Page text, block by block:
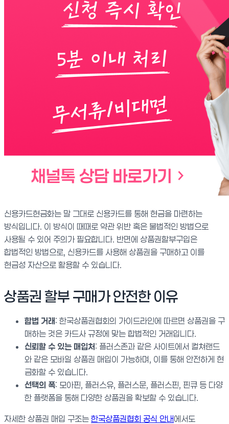
신용카드현금화는 말 그대로 신용카드를 통해 현금을 마련하는
방식입니다. 이 방식이 때때로 약관 위반 혹은 불법적인 방법으로
사용될 수 있어 주의가 필요합니다. 반면에 상품권할부구입은
합법적인 방법으로, 신용카드를 사용해 상품권을 구매하고 이를
현금성 자산으로 활용할 수 있습니다.
상품권 할부 구매가 안전한 이유
합법 거래: 한국상품권협회의 가이드라인에 따르면 상품권을 구
매하는 것은 카드사 규정에 맞는 합법적인 거래입니다.
신뢰할 수 있는 매입처: 플러스존과 같은 사이트에서 컬쳐랜드
와 같은 모바일 상품권 매입이 가능하며, 이를 통해 안전하게 현
금화할 수 있습니다.
선택의 폭: 모아핀, 플러스유, 플러스문, 플러스핀, 핀큐 등 다양
한 플랫폼을 통해 다양한 상품권을 확보할 수 있습니다.
자세한 상품권 매입 구조는 한국상품권협회 공식 안내에서도